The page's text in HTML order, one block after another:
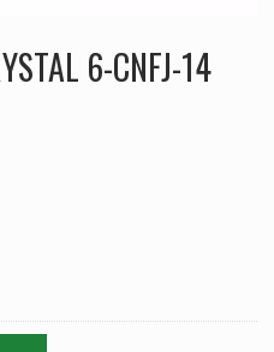
6-CNFJ-14